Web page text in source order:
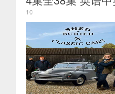
10